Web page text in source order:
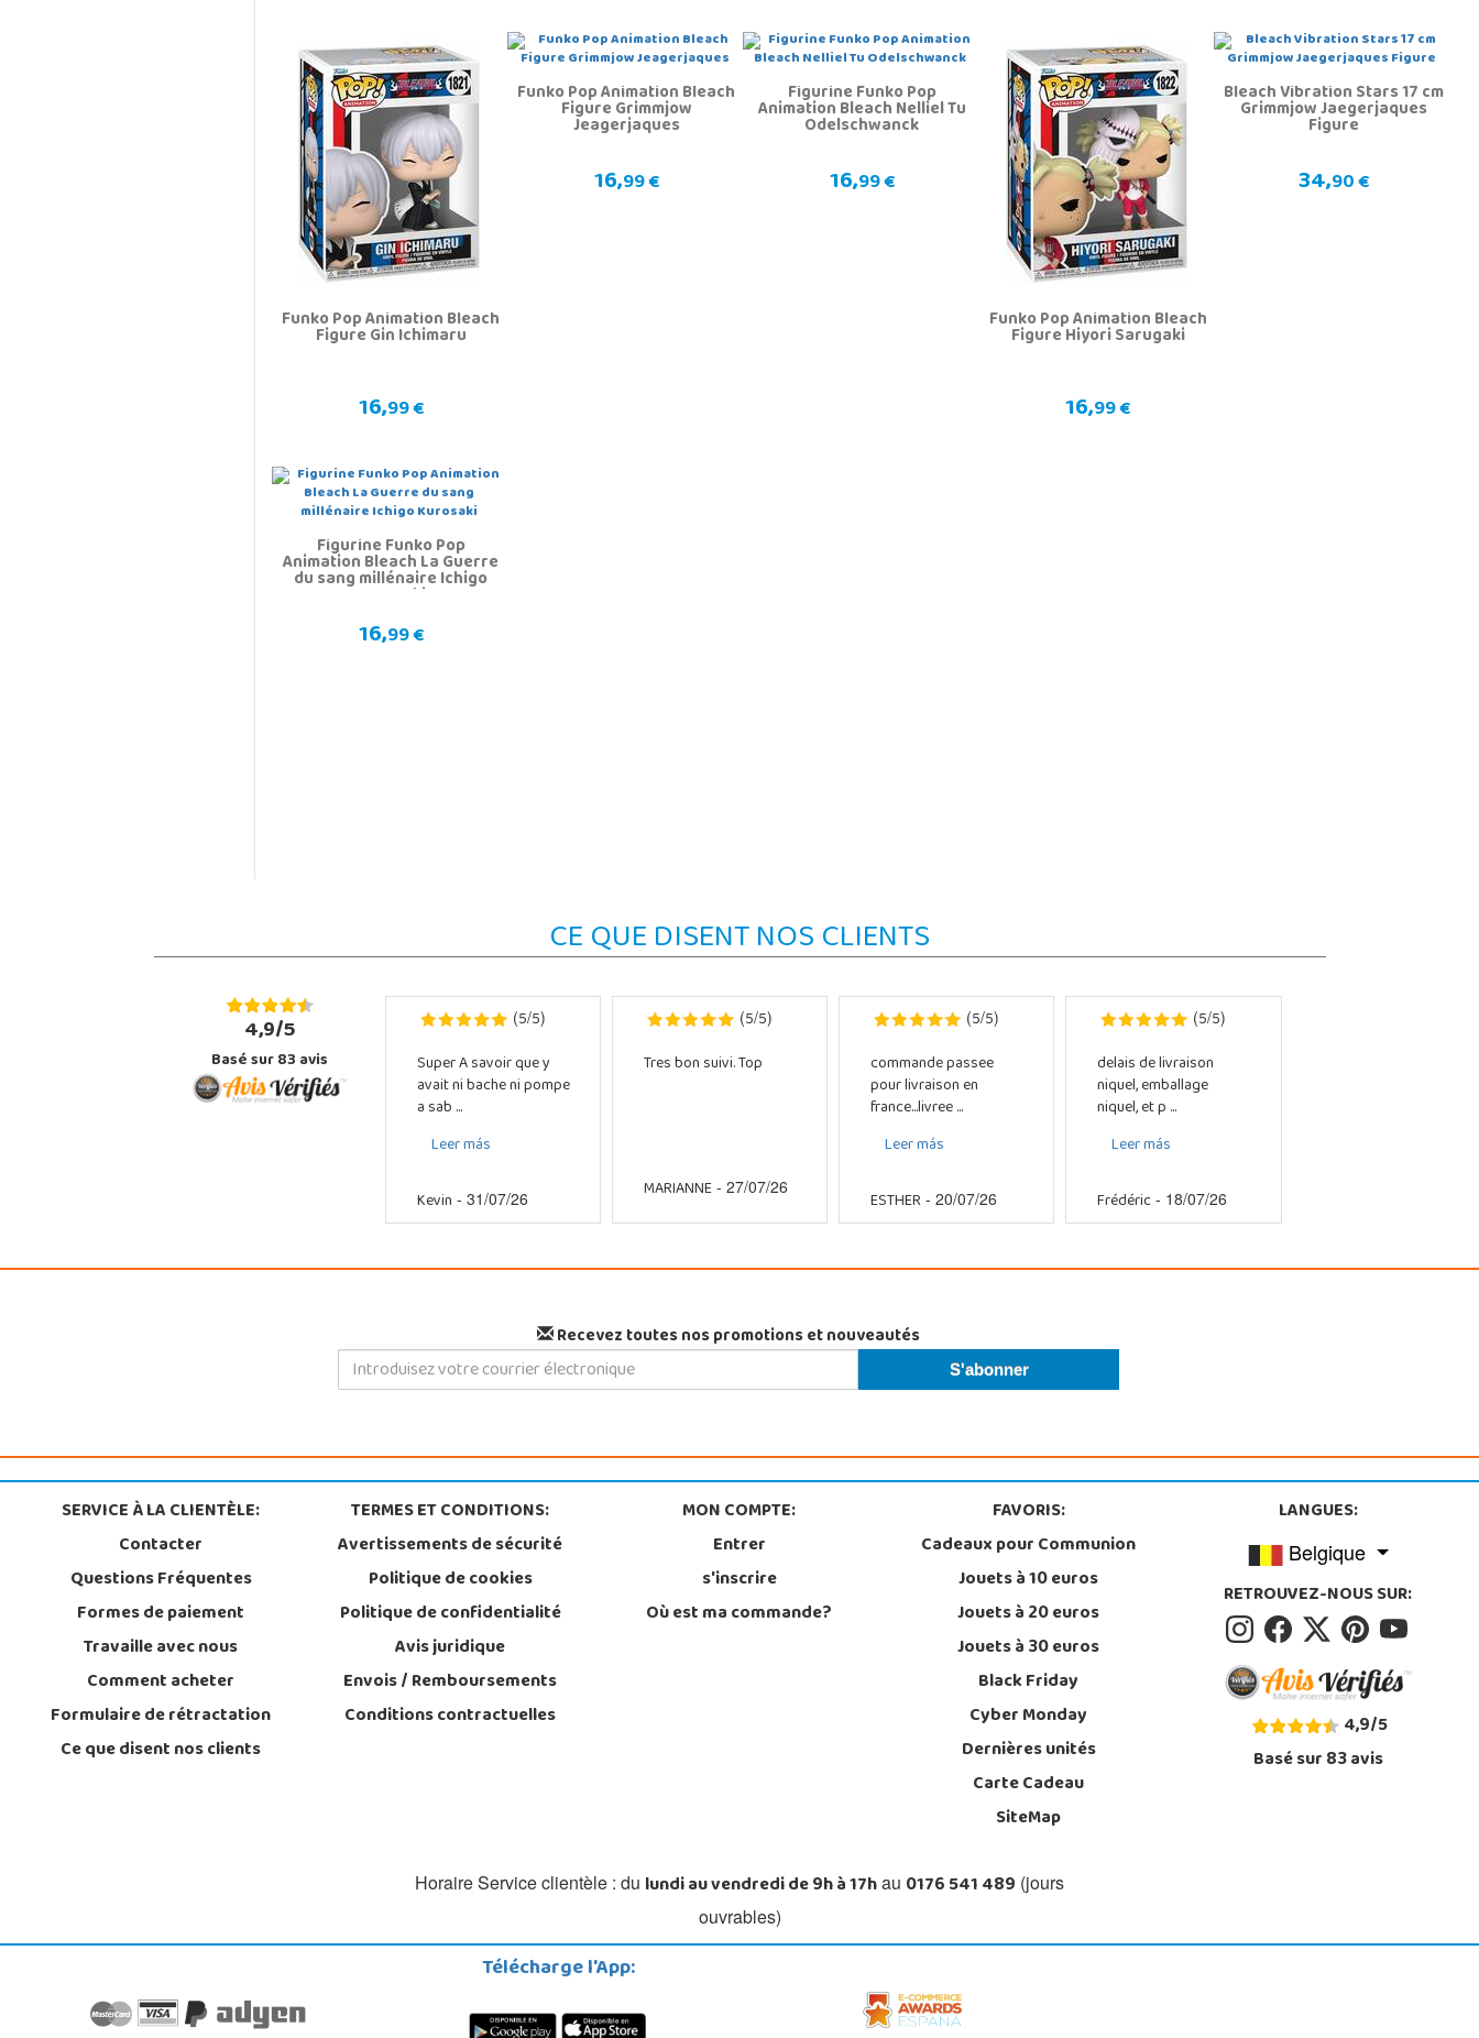
Funko Pop Animation Bleach
Figure Gin Ichimaru
16,99 €
Funko Pop Animation Bleach
Figure Grimmjow
Jeagerjaques
16,99 €
Figurine Funko Pop
Animation Bleach Nelliel Tu
Odelschwanck
16,99 €
Funko Pop Animation Bleach
Figure Hiyori Sarugaki
16,99 €
Bleach Vibration Stars 17 cm
Grimmjow Jaegerjaques
Figure
34,90 €
Figurine Funko Pop
Animation Bleach La Guerre
du sang millénaire Ichigo
Kurosaki
16,99 €
CE QUE DISENT NOS CLIENTS
4,9/5
Basé sur83avis
(5/5)
Super A savoir que y
avait ni bache ni pompe
a sab ...
Leer más
Kevin - 31/07/26
(5/5)
Tres bon suivi. Top
MARIANNE- 27/07/26
(5/5)
commande passee
pour livraison en
france...livree ...
Leer más
ESTHER- 20/07/26
(5/5)
delais de livraison
niquel, emballage
niquel, et p ...
Leer más
Frédéric- 18/07/26
Recevez toutes nos promotions et nouveautés
SERVICE À LA CLIENTÈLE:
Contacter
Questions Fréquentes
Formes de paiement
Travaille avec nous
Comment acheter
Formulaire de rétractation
Ce que disent nos clients
TERMES ET CONDITIONS:
Avertissements de sécurité
Politique de cookies
Politique de confidentialité
Avis juridique
Envois / Remboursements
Conditions contractuelles
MON COMPTE:
Entrer
s'inscrire
Où est ma commande?
FAVORIS:
Cadeaux pour Communion
Jouets à 10 euros
Jouets à 20 euros
Jouets à 30 euros
Black Friday
Cyber Monday
Dernières unités
Carte Cadeau
SiteMap
LANGUES:
Belgique
RETROUVEZ-NOUS SUR:
4,9/5
Basé sur83avis
Horaire Service clientèle : du lundi au vendredi de 9h à 17hau 0176 541 489 (jours
ouvrables)
Télécharge l'App: